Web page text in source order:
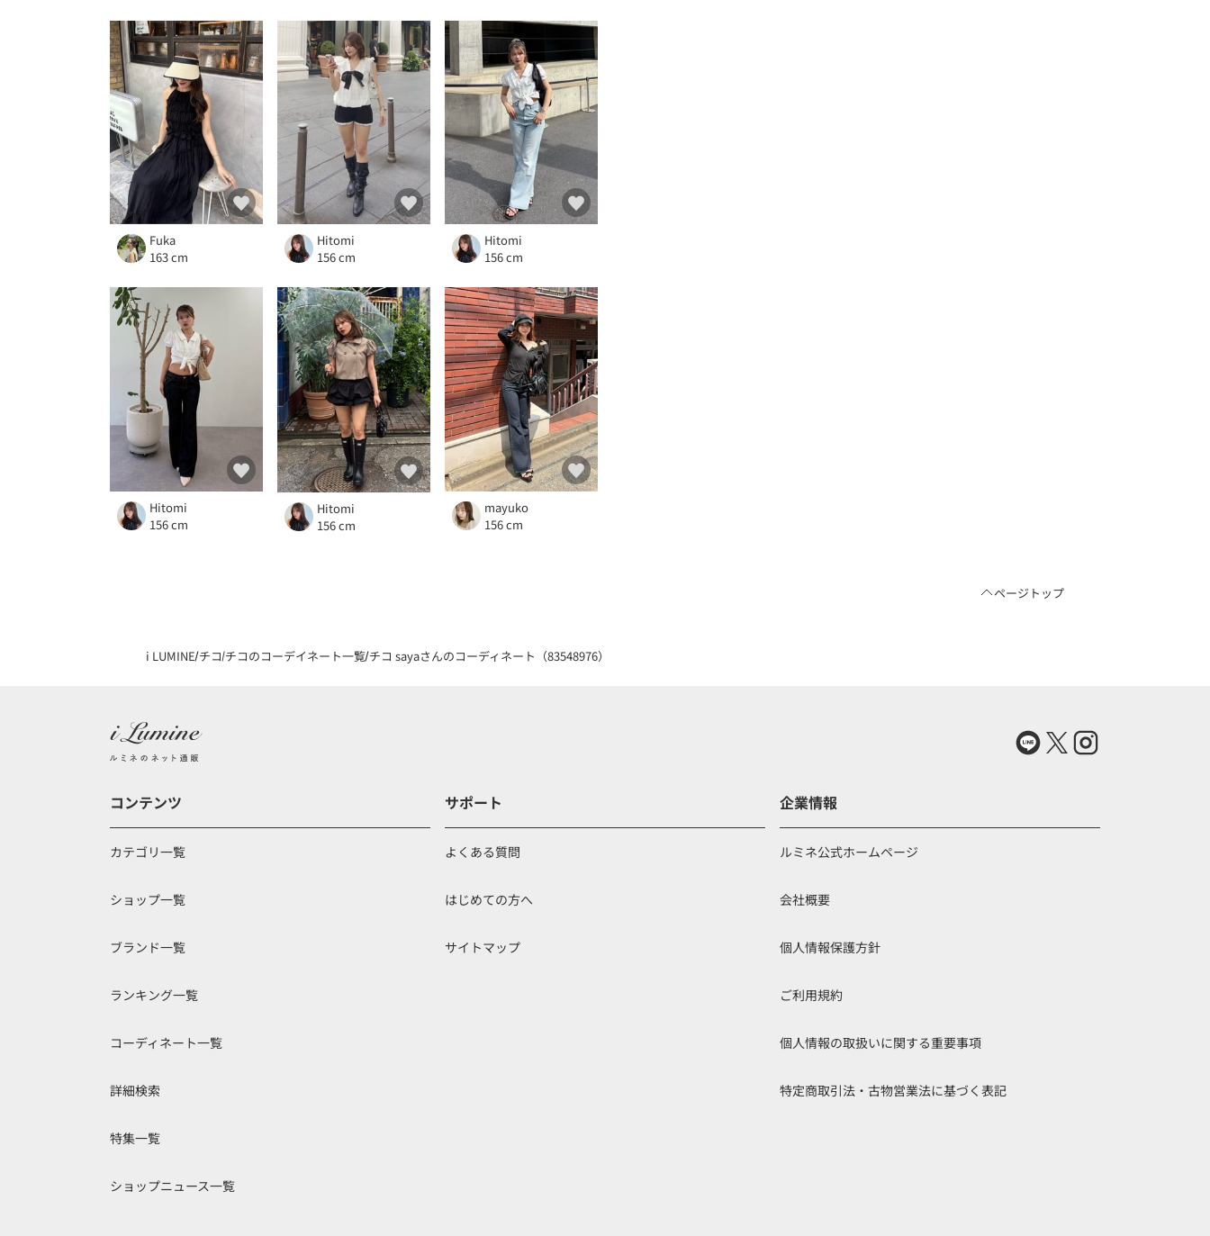
Fuka
163 cm
Hitomi
156 cm
Hitomi
156 cm
Hitomi
156 cm
Hitomi
156 cm
mayuko
156 cm
ページトップ
i LUMINEチコ チコのコーデイネート一覧チコ sayaさんのコーディネート（83548976）
コンテンツ
カテゴリ一覧
ショップ一覧
ブランド一覧
ランキング一覧
コーディネート一覧
詳細検索
特集一覧
ショップニュース一覧
サポート
よくある質問
はじめての方へ
サイトマップ
企業情報
ルミネ公式ホームページ
会社概要
個人情報保護方針
ご利用規約
個人情報の取扱いに関する重要事項
特定商取引法・古物営業法に基づく表記